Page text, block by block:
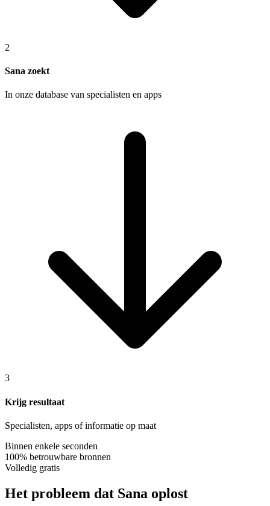
2
Sana zoekt
In onze database van specialisten en apps
3
Krijg resultaat
Specialisten, apps of informatie op maat
Binnen enkele seconden
100% betrouwbare bronnen
Volledig gratis
Het probleem dat Sana oplost